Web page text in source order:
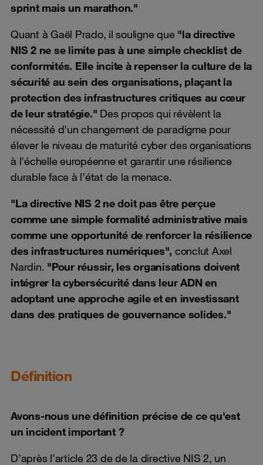
sprint mais un marathon."
Quant à Gaël Prado, il souligne que "la directive
NIS 2 ne se limite pas à une simple checklist de
conformités. Elle incite à repenser la culture de la
sécurité au sein des organisations, plaçant la
protection des infrastructures critiques au cœur
de leur stratégie." Des propos qui révèlent la
nécessité d'un changement de paradigme pour
élever le niveau de maturité cyber des organisations
à l’échelle européenne et garantir une résilience
durable face à l’état de la menace.
"La directive NIS 2 ne doit pas être perçue
comme une simple formalité administrative mais
comme une opportunité de renforcer la résilience
des infrastructures numériques", conclut Axel
Nardin. "Pour réussir, les organisations doivent
intégrer la cybersécurité dans leur ADN en
adoptant une approche agile et en investissant
dans des pratiques de gouvernance solides."
Définition
Avons-nous une définition précise de ce qu'est
un incident important ?
D’après l’article 23 de de la directive NIS 2, un